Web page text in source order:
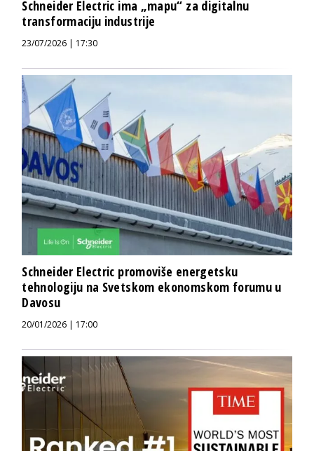
Schneider Electric ima „mapu“ za digitalnu
transformaciju industrije
23/07/2026 | 17:30
Schneider Electric promoviše energetsku
tehnologiju na Svetskom ekonomskom forumu u
Davosu
20/01/2026 | 17:00